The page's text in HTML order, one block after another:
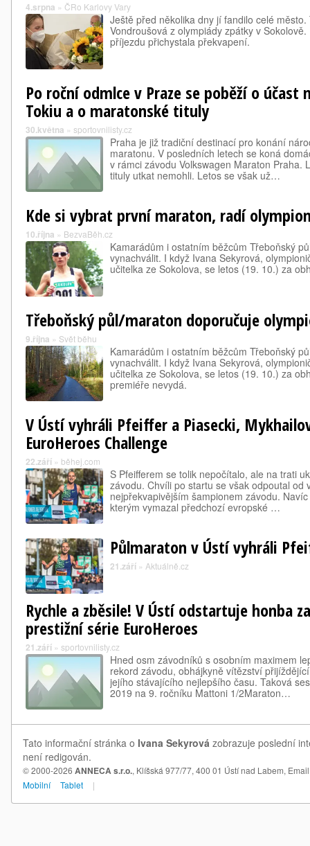
4.srpna » ČRo Karlovy Vary
Ještě před několika dny jí fandilo celé
Vondroušová z olympiády zpátky v
příjezdu přichystala překvapení.
Po roční odmlce v Praze se poběží o účast
Tokiu a o maratonské tituly
30.května » sportovnilisty.cz
Praha je již tradiční destinací pro konání
maratonu. V posledních letech se koná
v rámci závodu Volkswagen Maraton Praha.
tituly utkat nemohli. Letos se však už…
Kde si vybrat první maraton, radí
10.října » BezvaBěh.cz
Kamarádům i ostatním běžcům Třeboňský
vynachválit. I když Ivana Sekyrová,
učitelka ze Sokolova, se letos (19. 10.) za
Třeboňský půl/maraton doporučuje
9.října » Svět běhu
Kamarádům i ostatním běžcům Třeboňský
vynachválit. I když Ivana Sekyrová,
učitelka ze Sokolova, se letos (19. 10.) za
premiéře nevydá.
V Ústí vyhráli Pfeiffer a Piasecki,
EuroHeroes Challenge
22.září » běhej.com
S Pfeifferem se tolik nepočítalo, ale na trati
závodu. Chvíli po startu se však odpoutal od
nejpřekvapivějším šampionem závodu.
kterým vymazal předchozí evropské …
Půlmaraton v Ústí vyhráli
21.září » Aktuálně.cz
Rychle a zběsile! V Ústí odstartuje honba
prestižní série EuroHeroes
21.září » sportovnilisty.cz
Hned osm závodníků s osobním maximem
rekord závodu, obhájkyně vítězství
jejího stávajícího nejlepšího času. Taková
2019 na 9. ročníku Mattoni 1/2Maraton…
Tato informační stránka o Ivana Sekyrová zobrazuje poslední
není redigován.
© 2000-2026 ANNECA s.r.o., Klíšská 977/77, 400 01 Ústí nad Labem,
Mobilní
Tablet |